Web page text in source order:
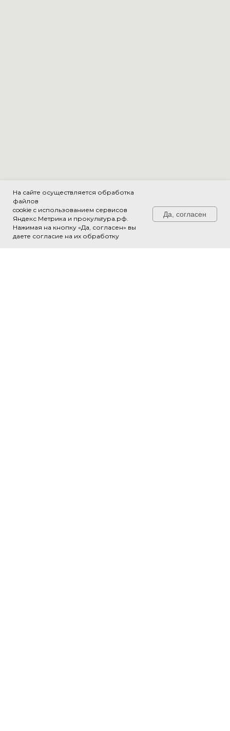
На сайте осуществляется обработка
файлов
cookie с использованием сервисов
Яндекс Метрика и прокультура.рф.
Нажимая на кнопку «Да, согласен» вы
даете согласие на их обработку
Да, согласен
Свяжитесь с нами!